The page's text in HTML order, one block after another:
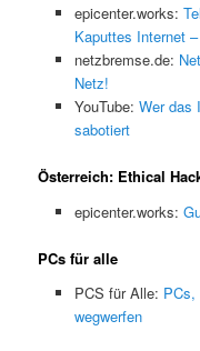
epicenter.works:
Kaputtes Internet
netzbremse.de:
Netz!
YouTube: Wer das
sabotiert
Österreich: Ethical
epicenter.works:
PCs für alle
PCS für Alle: PCs,
wegwerfen